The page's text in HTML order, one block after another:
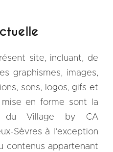
site, incluant, de
graphismes, images,
sons, logos, gifs et
en forme sont la
du Village by CA
Sèvres à l’exception
contenus appartenant